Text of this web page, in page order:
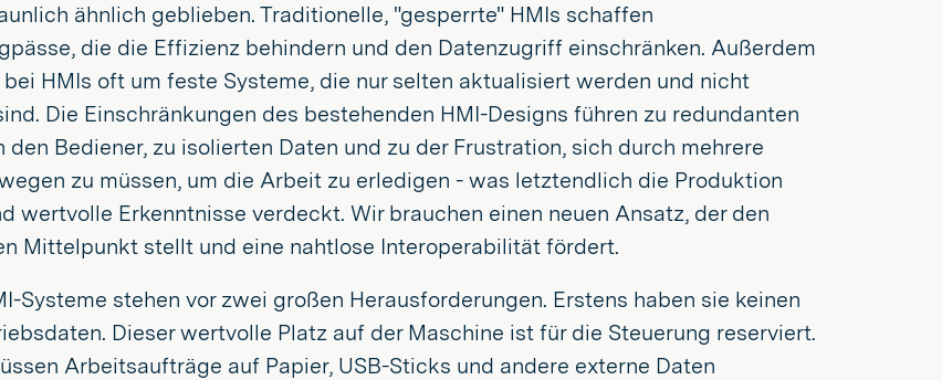
ähnlich geblieben. Traditionelle, "gesperrte" HMIs schaffen
die die Effizienz behindern und den Datenzugriff einschränken. Außerdem
HMIs oft um feste Systeme, die nur selten aktualisiert werden und nicht
Die Einschränkungen des bestehenden HMI-Designs führen zu redundanten
den Bediener, zu isolierten Daten und zu der Frustration, sich durch mehrere
zu müssen, um die Arbeit zu erledigen - was letztendlich die Produktion
wertvolle Erkenntnisse verdeckt. Wir brauchen einen neuen Ansatz, der den
Mittelpunkt stellt und eine nahtlose Interoperabilität fördert.
Systeme stehen vor zwei großen Herausforderungen. Erstens haben sie keinen
Dieser wertvolle Platz auf der Maschine ist für die Steuerung reserviert.
Arbeitsaufträge auf Papier, USB-Sticks und andere externe Daten